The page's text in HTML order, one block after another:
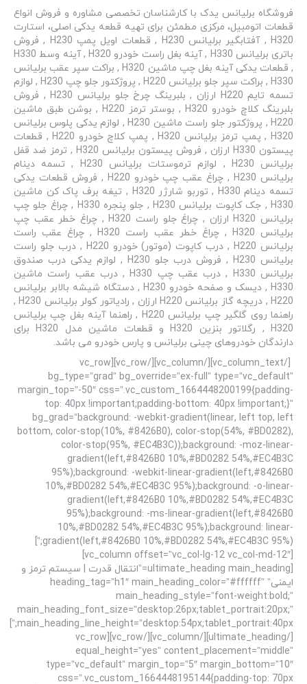
فروشگاه برلیانس یدک با کارشناسان تخصصی مشاوره و فروش انواع
قطعات اتومبیل، مرکزی مطمئن برای تهیه قطعه یدکی اصلی، استارت
H320 , آفتابگیر برلیانس H230 , قطعات اویل پمپ H230 , فروش
باتری برلیانس H330 , آینه بغل راست خودرو H320 , آینه وسط H330
, قطعات یدکی آینه بغل چپ ماشین H320 , براکت سپر عقب برلیانس
H330 , براکت سپر جلو برلیانس H220 , پروژکتور جلو چپ H230 , لوازم
تسمه تایم H220 ارزان , بلبرینگ چرخ جلو برلیانس H230 , فروش
بلبرینگ کلاچ خودرو H320 , بوستر ترمز H220 , بوشن طبق ماشین
H220 , پروژکتور جلو راست ماشین H230 , لوازم یدکی پلوس برلیانس
H320 , پمپ ترمز برلیانس H320 , پمپ کلاچ خودرو H220 , قطعات
پیستون H330 ارزان , فروش پیستون برلیانس H320 , ترمز ضد قفل
برلیانس H230 , لوازم ترموستات برلیانس H230 , تسمه دینام
برلیانس H230 , چراغ عقب چپ خودرو H220 , فروش قطعات یدکی
تسمه دینام H330 , توربو شارژر H320 , تیغه برف پاک کن ماشین
H330 , جک کاپوت برلیانس H230 , جلو پنجره H330 , چراغ جلو چپ
برلیانس H320 ارزان , چراغ جلو راست H320 , چراغ خطر عقب چپ
برلیانس H320 , چراغ خطر عقب راست H320 , چراغ عقب راست
برلیانس H220 , درب کاپوت (موتور) خودرو H220 , درب جلو راست
برلیانس H230 , فروش درب جلو H230 , لوازم یدکی درب صندوق
برلیانس H330 , درب عقب چپ H330 , درب عقب راست ماشین
H330 , دیسک و صفحه خودرو H230 , دستگاه شیشه بالابر برلیانس
H220 , دریچه گاز برلیانس H220 ارزان , رادیاتور کولر برلیانس H230 ,
راهنما روی گلگیر چپ برلیانس H220 , راهنما آینه بغل چپ برلیانس
H320 , رگلاتور بنزین H320 و قطعات ماشین مدل H320 برای
دارندگان خودروهای چینی برلیانس و پارس خودرو می باشد.
[/vc_column_text][/vc_column][/vc_row][vc_row
bg_type=”grad” bg_override=”ex-full” type=”vc_default”
margin_top=”-50″ css=”.vc_custom_1664448200199{padding-
top: 40px !important;padding-bottom: 40px !important;}”
bg_grad=”background: -webkit-gradient(linear, left top, left
bottom, color-stop(10%, #8426B0), color-stop(54%, #BD0282),
color-stop(95%, #EC4B3C));background: -moz-linear-
gradient(left,#8426B0 10%,#BD0282 54%,#EC4B3C
95%);background: -webkit-linear-gradient(left,#8426B0
10%,#BD0282 54%,#EC4B3C 95%);background: -o-linear-
gradient(left,#8426B0 10%,#BD0282 54%,#EC4B3C
95%);background: -ms-linear-gradient(left,#8426B0
10%,#BD0282 54%,#EC4B3C 95%);background: linear-
gradient(left,#8426B0 10%,#BD0282 54%,#EC4B3C 95%);”]
[vc_column offset=”vc_col-lg-12 vc_col-md-12″]
[ultimate_heading main_heading=”انتقال قدرت | سیستم ترمز و
ایمنی” heading_tag=”h1″ main_heading_color=”#ffffff”
main_heading_style=”font-weight:bold;”
main_heading_font_size=”desktop:26px;tablet_portrait:20px;”
main_heading_line_height=”desktop:54px;tablet_portrait:40px;”]
[/ultimate_heading][/vc_column][/vc_row][vc_row
equal_height=”yes” content_placement=”middle”
type=”vc_default” margin_top=”5″ margin_bottom=”10″
css=”.vc_custom_1664448195144{padding-top: 70px